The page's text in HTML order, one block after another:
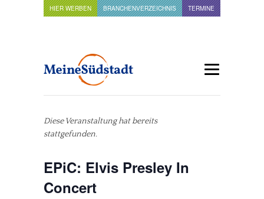
HIER WERBEN BRANCHENVERZEICHNIS TERMINE
Diese Veranstaltung hat bereits
stattgefunden.
EPiC: Elvis Presley In
Concert